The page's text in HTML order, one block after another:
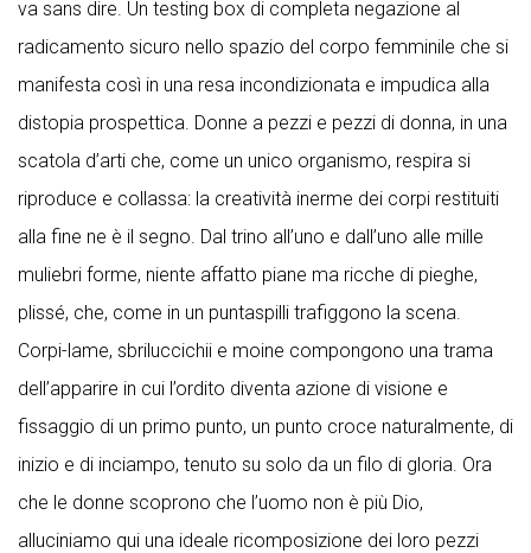
va sans dire. Un testing box di completa negazione al
radicamento sicuro nello spazio del corpo femminile che si
manifesta così in una resa incondizionata e impudica alla
distopia prospettica. Donne a pezzi e pezzi di donna, in una
scatola d’arti che, come un unico organismo, respira si
riproduce e collassa: la creatività inerme dei corpi restituiti
alla fine ne è il segno. Dal trino all’uno e dall’uno alle mille
muliebri forme, niente affatto piane ma ricche di pieghe,
plissé, che, come in un puntaspilli trafiggono la scena.
Corpi-lame, sbriluccichii e moine compongono una trama
dell’apparire in cui l’ordito diventa azione di visione e
fissaggio di un primo punto, un punto croce naturalmente, di
inizio e di inciampo, tenuto su solo da un filo di gloria. Ora
che le donne scoprono che l’uomo non è più Dio,
alluciniamo qui una ideale ricomposizione dei loro pezzi